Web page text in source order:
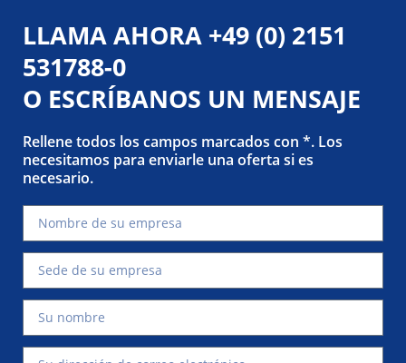
LLAMA AHORA +49 (0) 2151
531788-0
O ESCRÍBANOS UN MENSAJE
Rellene todos los campos marcados con *. Los
necesitamos para enviarle una oferta si es
necesario.